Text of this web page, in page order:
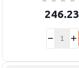
246.23